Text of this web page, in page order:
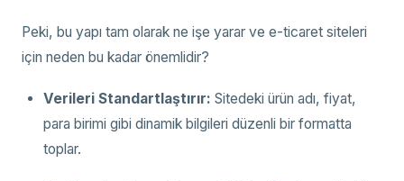
Peki, bu yapı tam olarak ne işe yarar ve e-ticaret siteleri
için neden bu kadar önemlidir?
Verileri Standartlaştırır: Sitedeki ürün adı, fiyat,
para birimi gibi dinamik bilgileri düzenli bir formatta
toplar.